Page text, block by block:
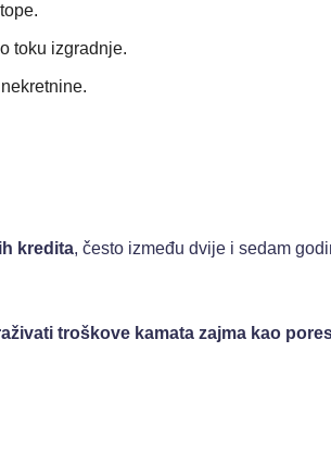
toku izgradnje.
kredita, često između dvije i sedam
troškove kamata zajma kao